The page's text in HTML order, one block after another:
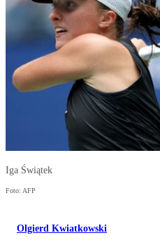
Iga Świątek
Foto: AFP
Olgierd Kwiatkowski